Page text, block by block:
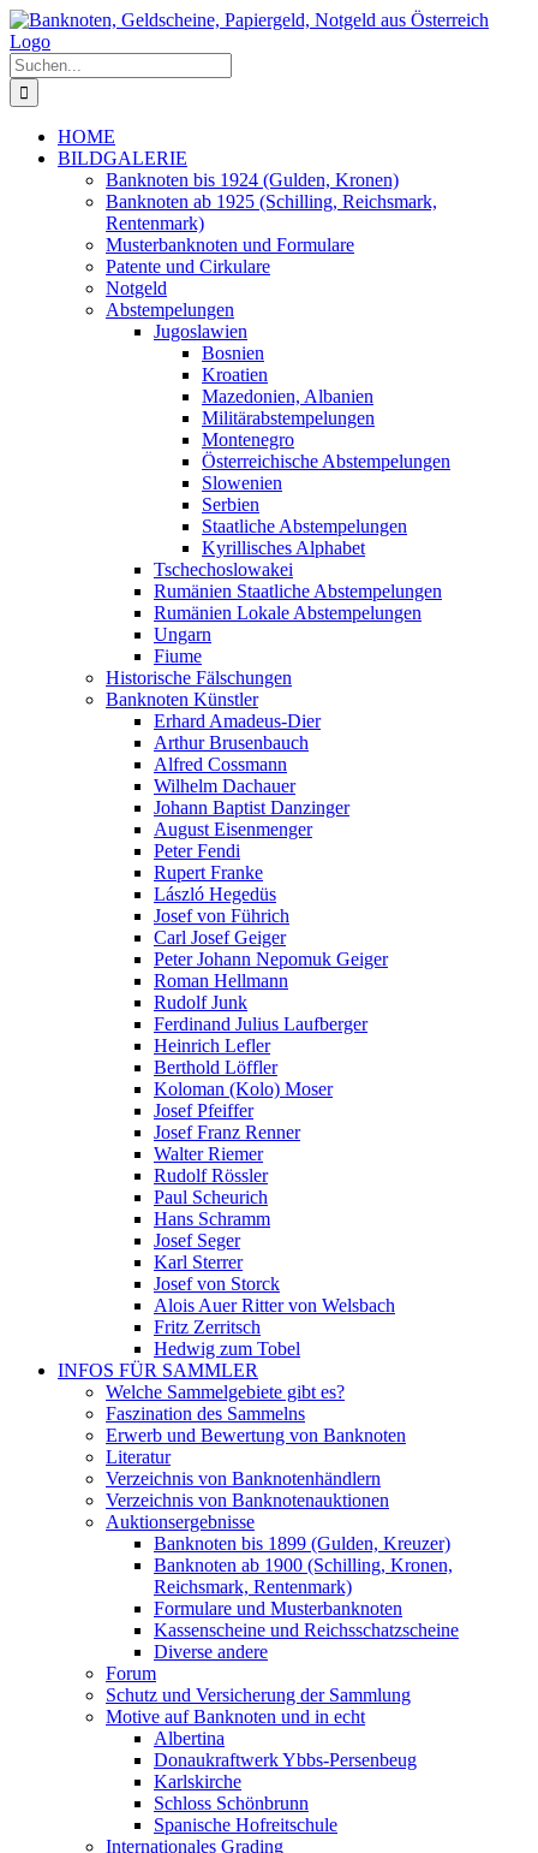
Zum
Inhalt
springen
Suche
nach:
HOME
BILDGALERIE
Banknoten bis 1924 (Gulden, Kronen)
Banknoten ab 1925 (Schilling, Reichsmark,
Rentenmark)
Musterbanknoten und Formulare
Patente und Cirkulare
Notgeld
Abstempelungen
Jugoslawien
Bosnien
Kroatien
Mazedonien, Albanien
Militärabstempelungen
Montenegro
Österreichische Abstempelungen
Slowenien
Serbien
Staatliche Abstempelungen
Kyrillisches Alphabet
Tschechoslowakei
Rumänien Staatliche Abstempelungen
Rumänien Lokale Abstempelungen
Ungarn
Fiume
Historische Fälschungen
Banknoten Künstler
Erhard Amadeus-Dier
Arthur Brusenbauch
Alfred Cossmann
Wilhelm Dachauer
Johann Baptist Danzinger
August Eisenmenger
Peter Fendi
Rupert Franke
László Hegedüs
Josef von Führich
Carl Josef Geiger
Peter Johann Nepomuk Geiger
Roman Hellmann
Rudolf Junk
Ferdinand Julius Laufberger
Heinrich Lefler
Berthold Löffler
Koloman (Kolo) Moser
Josef Pfeiffer
Josef Franz Renner
Walter Riemer
Rudolf Rössler
Paul Scheurich
Hans Schramm
Josef Seger
Karl Sterrer
Josef von Storck
Alois Auer Ritter von Welsbach
Fritz Zerritsch
Hedwig zum Tobel
INFOS FÜR SAMMLER
Welche Sammelgebiete gibt es?
Faszination des Sammelns
Erwerb und Bewertung von Banknoten
Literatur
Verzeichnis von Banknotenhändlern
Verzeichnis von Banknotenauktionen
Auktionsergebnisse
Banknoten bis 1899 (Gulden, Kreuzer)
Banknoten ab 1900 (Schilling, Kronen,
Reichsmark, Rentenmark)
Formulare und Musterbanknoten
Kassenscheine und Reichsschatzscheine
Diverse andere
Forum
Schutz und Versicherung der Sammlung
Motive auf Banknoten und in echt
Albertina
Donaukraftwerk Ybbs-Persenbeug
Karlskirche
Schloss Schönbrunn
Spanische Hofreitschule
Internationales Grading